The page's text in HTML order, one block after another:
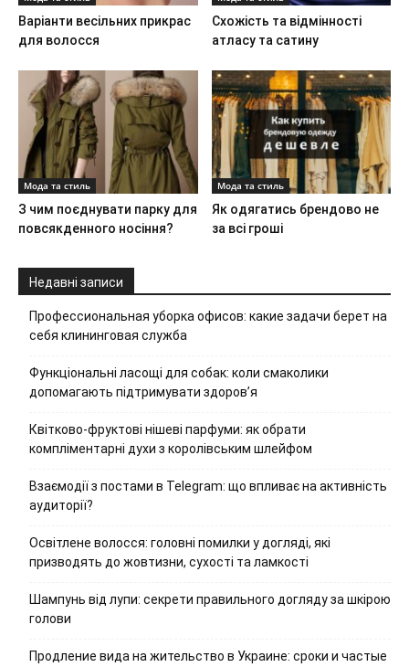
Варіанти весільних прикрас
для волосся
Схожість та відмінності
атласу та сатину
Мода та стиль
З чим поєднувати парку для
повсякденного носіння?
Мода та стиль
Як одягатись брендово не
за всі гроші
Недавні записи
Профессиональная уборка офисов: какие задачи берет на
себя клининговая служба
Функціональні ласощі для собак: коли смаколики
допомагають підтримувати здоров’я
Квітково-фруктові нішеві парфуми: як обрати
компліментарні духи з королівським шлейфом
Взаємодії з постами в Telegram: що впливає на активність
аудиторії?
Освітлене волосся: головні помилки у догляді, які
призводять до жовтизни, сухості та ламкості
Шампунь від лупи: секрети правильного догляду за шкірою
голови
Продление вида на жительство в Украине: сроки и частые